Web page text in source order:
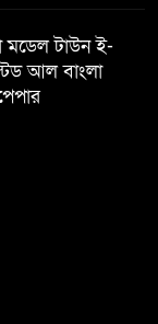
জামায়াতে
মডেল টাউন ই-
আল বাংলা